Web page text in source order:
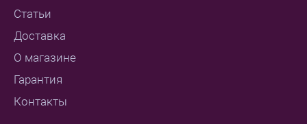
Статьи
Доставка
О магазине
Гарантия
Контакты